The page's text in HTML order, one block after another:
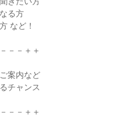
る方
など！
－－＋＋
案内など
チャンス
－－＋＋